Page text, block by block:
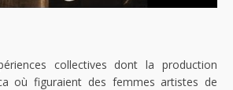
collectives dont la production
où figuraient des femmes artistes de